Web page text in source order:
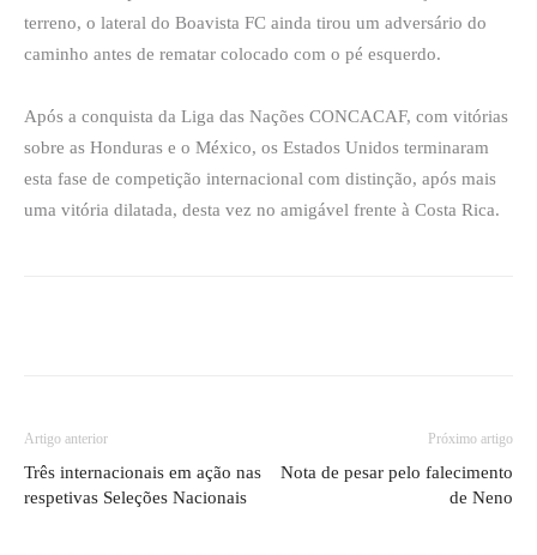
terreno, o lateral do Boavista FC ainda tirou um adversário do
caminho antes de rematar colocado com o pé esquerdo.
Após a conquista da Liga das Nações CONCACAF, com vitórias
sobre as Honduras e o México, os Estados Unidos terminaram
esta fase de competição internacional com distinção, após mais
uma vitória dilatada, desta vez no amigável frente à Costa Rica.
Artigo anterior
Três internacionais em ação nas
respetivas Seleções Nacionais
Próximo artigo
Nota de pesar pelo falecimento
de Neno